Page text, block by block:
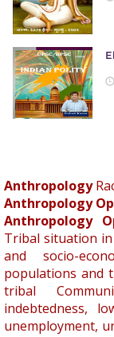
Anthropology
Anthropology
Anthropology
Tribal situation
and socio-
populations and
tribal
indebtedness,
unemployment,